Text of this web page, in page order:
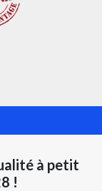
à petit
!